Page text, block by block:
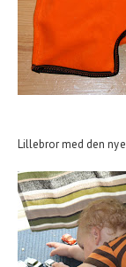
Lillebror med den